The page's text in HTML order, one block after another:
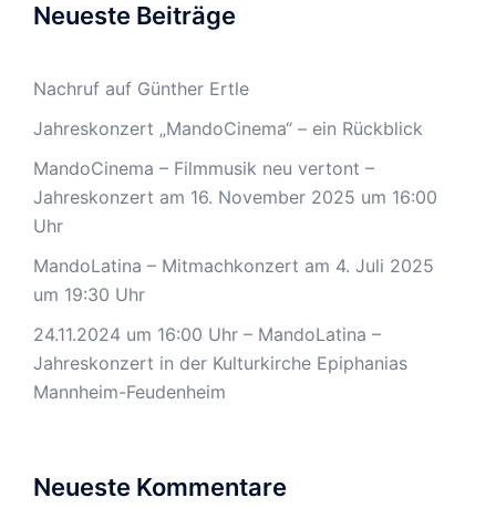
Neueste Beiträge
Nachruf auf Günther Ertle
Jahreskonzert „MandoCinema“ – ein Rückblick
MandoCinema – Filmmusik neu vertont –
Jahreskonzert am 16. November 2025 um 16:00
Uhr
MandoLatina – Mitmachkonzert am 4. Juli 2025
um 19:30 Uhr
24.11.2024 um 16:00 Uhr – MandoLatina –
Jahreskonzert in der Kulturkirche Epiphanias
Mannheim-Feudenheim
Neueste Kommentare